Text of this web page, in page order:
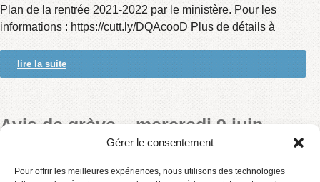
Gérer le consentement
Pour offrir les meilleures expériences, nous utilisons des technologies
Plan de la rentrée 2021-2022 par le ministère. Pour les
informations : https://cutt.ly/DQAcooD Plus de détails à
lire la suite
Avis de grève – mercredi 9 juin